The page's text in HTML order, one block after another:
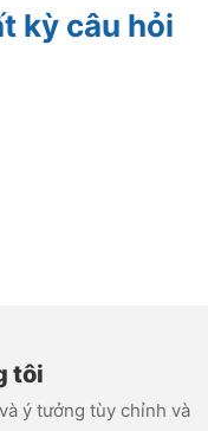
kỳ câu hỏi
tôi
ý tưởng tùy chỉnh và